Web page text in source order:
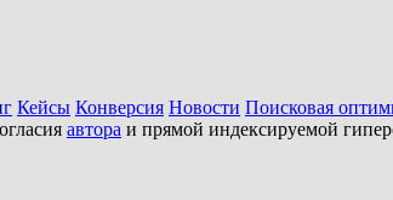
Кейсы Конверсия Новости Поисковая
автора и прямой индексируемой